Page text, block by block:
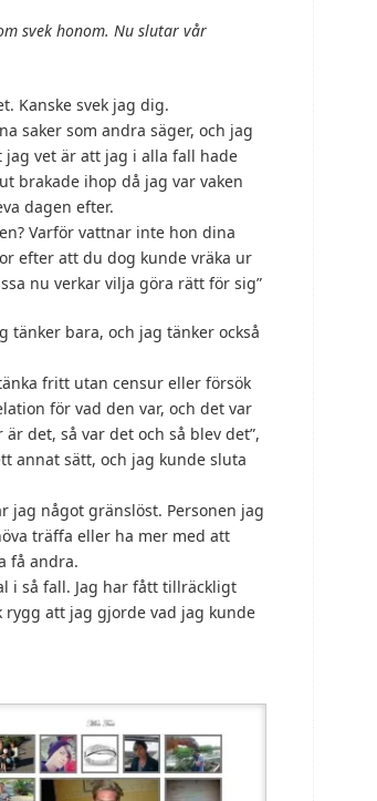
svek honom. Nu slutar vår
Kanske svek jag dig.
saker som andra säger, och jag
jag vet är att jag i alla fall hade
brakade ihop då jag var vaken
dagen efter.
Varför vattnar inte hon dina
efter att du dog kunde vräka ur
nu verkar vilja göra rätt för sig”
bara, och jag tänker också
fritt utan censur eller försök
för vad den var, och det var
det, så var det och så blev det”,
annat sätt, och jag kunde sluta
jag något gränslöst. Personen jag
träffa eller ha mer med att
få andra.
i så fall. Jag har fått tillräckligt
att jag gjorde vad jag kunde